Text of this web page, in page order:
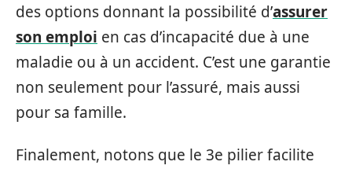
des options donnant la possibilité d’assurer
son emploi en cas d’incapacité due à une
maladie ou à un accident. C’est une garantie
non seulement pour l’assuré, mais aussi
pour sa famille.
Finalement, notons que le 3e pilier facilite